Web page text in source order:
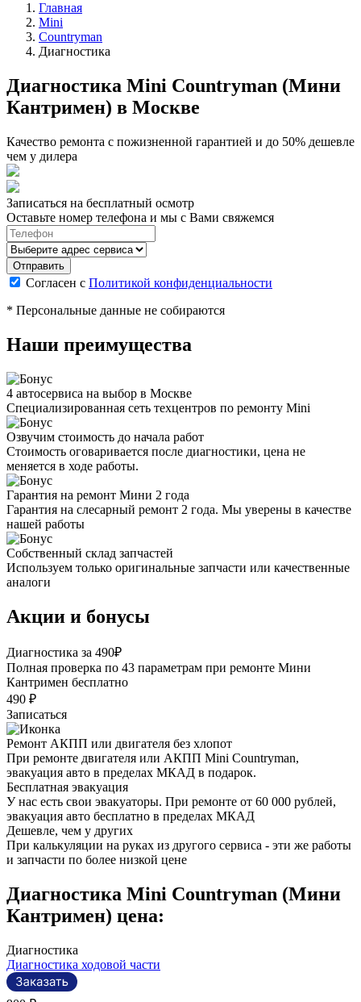
Главная
Mini
Countryman
Диагностика
Диагностика Mini Countryman (Мини
Кантримен) в Москве
Качество ремонта с пожизненной гарантией и до 50% дешевле
чем у дилера
Записаться на бесплатный осмотр
Оставьте номер телефона и мы с Вами свяжемся
Согласен с Политикой конфиденциальности
* Персональные данные не собираются
Наши преимущества
4 автосервиса на выбор в Москве
Специализированная сеть техцентров по ремонту Mini
Озвучим стоимость до начала работ
Стоимость оговаривается после диагностики, цена не
меняется в ходе работы.
Гарантия на ремонт Мини 2 года
Гарантия на слесарный ремонт 2 года. Мы уверены в качестве
нашей работы
Собственный склад запчастей
Используем только оригинальные запчасти или качественные
аналоги
Акции и бонусы
Диагностика за 490₽
Полная проверка по 43 параметрам при ремонте Мини
Кантримен бесплатно
490 ₽
Записаться
Ремонт АКПП или двигателя без хлопот
При ремонте двигателя или АКПП Mini Countryman,
эвакуация авто в пределах МКАД в подарок.
Бесплатная эвакуация
У нас есть свои эвакуаторы. При ремонте от 60 000 рублей,
эвакуация авто бесплатно в пределах МКАД
Дешевле, чем у других
При калькуляции на руках из другого сервиса - эти же работы
и запчасти по более низкой цене
Диагностика Mini Countryman (Мини
Кантримен) цена:
Диагностика
Диагностика ходовой части